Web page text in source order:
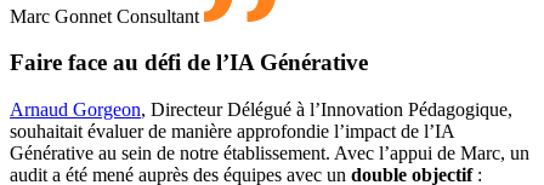
Marc Gonnet Consultant
Faire face au défi de l’IA Générative
Arnaud Gorgeon, Directeur Délégué à l’Innovation Pédagogique,
souhaitait évaluer de manière approfondie l’impact de l’IA
Générative au sein de notre établissement. Avec l’appui de Marc, un
audit a été mené auprès des équipes avec un double objectif: